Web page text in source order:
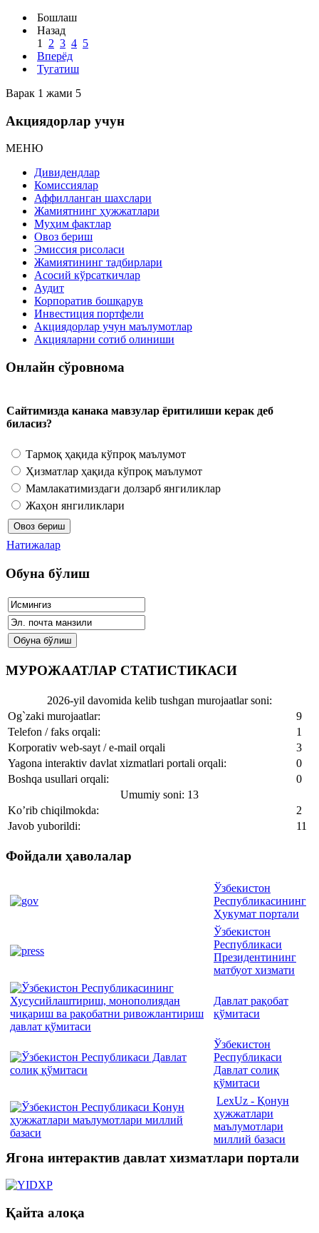
Бошлаш
Назад
1
2 3 4 5
Вперёд
Тугатиш
Варак 1 жами 5
Акциядорлар учун
МЕНЮ
Дивидендлар
Комиссиялар
Аффилланган шахслари
Жамиятнинг ҳужжатлари
Муҳим фактлар
Овоз бериш
Эмиссия рисоласи
Жамиятининг тадбирлари
Асосий кўрсаткичлар
Аудит
Корпоратив бошқарув
Инвестиция портфели
Акциядорлар учун маълумотлар
Акцияларни сотиб олиниши
Онлайн сўровнома
Сайтимизда канака мавзулар ёритилиши керак деб
биласиз?
Тармоқ ҳақида кўпроқ маълумот
Ҳизматлар ҳақида кўпроқ маълумот
Мамлакатимиздаги долзарб янгиликлар
Жаҳон янгиликлари
Натижалар
Обуна бўлиш
МУРОЖААТЛАР СТАТИСТИКАСИ
2026-yil davomida kelib tushgan murojaatlar soni:
Og`zaki murojaatlar:
9
Telefon / faks orqali:
1
Korporativ web-sayt / e-mail orqali
3
Yagona interaktiv davlat xizmatlari portali orqali:
0
Boshqa usullari orqali:
0
Umumiy soni: 13
Ko’rib chiqilmokda:
2
Javob yuborildi:
11
Фойдали ҳаволалар
Ўзбекистон
Республикасининг
Ҳукумат портали
Ўзбекистон
Республикаси
Президентининг
матбуот хизмати
Давлат рақобат
қўмитаси
Ўзбекистон
Республикаси
Давлат солиқ
қўмитаси
LexUz - Қонун
ҳужжатлари
маълумотлари
миллий базаси
Ягона интерактив давлат хизматлари портали
Қайта алоқа